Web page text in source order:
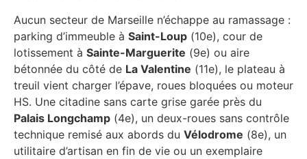
Aucun secteur de Marseille n’échappe au ramassage :
parking d’immeuble à Saint-Loup (10e), cour de
lotissement à Sainte-Marguerite (9e) ou aire
bétonnée du côté de La Valentine (11e), le plateau à
treuil vient charger l’épave, roues bloquées ou moteur
HS. Une citadine sans carte grise garée près du
Palais Longchamp (4e), un deux-roues sans contrôle
technique remisé aux abords du Vélodrome (8e), un
utilitaire d’artisan en fin de vie ou un exemplaire